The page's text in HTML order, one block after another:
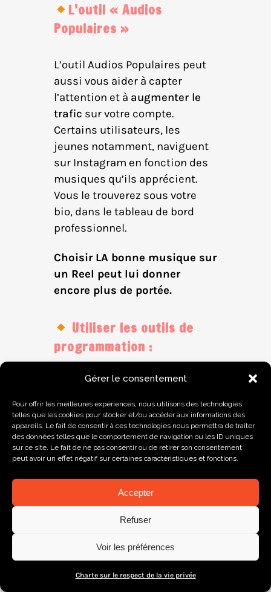
Gérer le consentement
Pour offrir les meilleures expériences, nous utilisons des technologies
telles que les cookies pour stocker et/ou accéder aux informations des
appareils. Le fait de consentir à ces technologies nous permettra de traiter
des données telles que le comportement de navigation ou les ID uniques
sur ce site. Le fait de ne pas consentir ou de retirer son consentement
peut avoir un effet négatif sur certaines caractéristiques et fonctions.
Accepter
Refuser
Voir les préférences
Charte sur le respect de la vie privée
L’outil « Audios
Populaires »
L’outil Audios Populaires peut
aussi vous aider à capter
l’attention et à augmenter le
trafic sur votre compte.
Certains utilisateurs, les
jeunes notamment, naviguent
sur Instagram en fonction des
musiques qu’ils apprécient.
Vous le trouverez sous votre
bio, dans le tableau de bord
professionnel.
Choisir LA bonne musique sur
un Reel peut lui donner
encore plus de portée.
Utiliser les outils de
programmation :
Cela va vous éviter d’avoir à
aller publier chaque jour et
garder une logique dans vos
publications.
Cela vous permet d’être
présents auprès de votre
cible, même lorsque vous
êtes en vacances, en marché
de créateurs ou que vous avez
un imprévu de dernière
minute.